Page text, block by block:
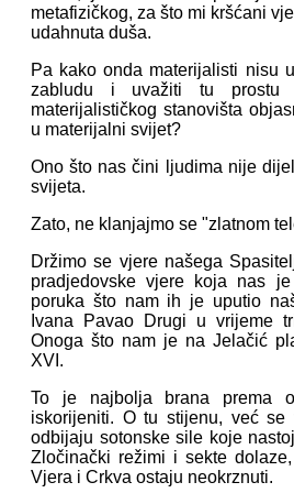
metafizičkog, za što mi kršćani
udahnuta duša.
Pa kako onda materijalisti nisu
zabludu i uvažiti tu prostu
materijalističkog stanovišta
u materijalni svijet?
Ono što nas čini ljudima nije
svijeta.
Zato, ne klanjajmo se "zlatnom
Držimo se vjere našega
pradjedovske vjere koja nas
poruka što nam ih je uputio
Ivana Pavao Drugi u vrijeme
Onoga što nam je na Jelačić
XVI.
To je najbolja brana prema
iskorijeniti. O tu stijenu, već
odbijaju sotonske sile koje
Zločinački režimi i sekte
Vjera i Crkva ostaju neokrznuti.